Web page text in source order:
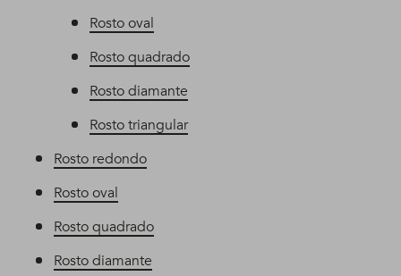
Rosto oval
Rosto quadrado
Rosto diamante
Rosto triangular
Rosto redondo
Rosto oval
Rosto quadrado
Rosto diamante